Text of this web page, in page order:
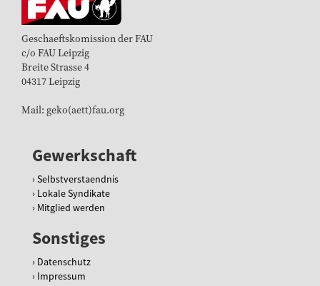
Geschaeftskomission der FAU
c/o FAU Leipzig
Breite Strasse 4
04317 Leipzig
Mail: geko(aett)fau.org
Gewerkschaft
Selbstverstaendnis
Lokale Syndikate
Mitglied werden
Sonstiges
Datenschutz
Impressum